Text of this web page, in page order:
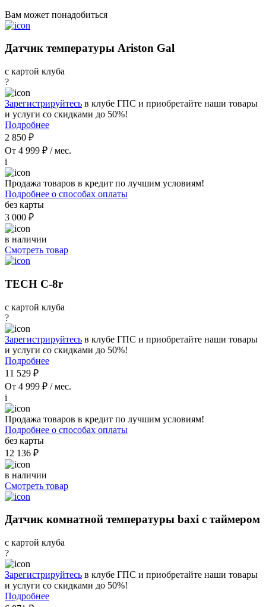
Вам может понадобиться
Датчик температуры Ariston Gal
с картой клуба
?
Зарегистрируйтесь в клубе ГПС и приобретайте наши товары
и услуги со скидками до 50%!
Подробнее
2 850 ₽
От 4 999 ₽ / мес.
i
Продажа товаров в кредит по лучшим условиям!
Подробнее о способах оплаты
без карты
3 000 ₽
в наличии
Смотреть товар
TECH C-8r
с картой клуба
?
Зарегистрируйтесь в клубе ГПС и приобретайте наши товары
и услуги со скидками до 50%!
Подробнее
11 529 ₽
От 4 999 ₽ / мес.
i
Продажа товаров в кредит по лучшим условиям!
Подробнее о способах оплаты
без карты
12 136 ₽
в наличии
Смотреть товар
Датчик комнатной температуры baxi с таймером
с картой клуба
?
Зарегистрируйтесь в клубе ГПС и приобретайте наши товары
и услуги со скидками до 50%!
Подробнее